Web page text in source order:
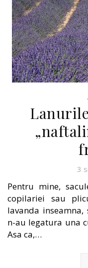
3
Pentru mine,
copilariei sau
lavanda inseamna,
n-au legatura una
Asa ca,…